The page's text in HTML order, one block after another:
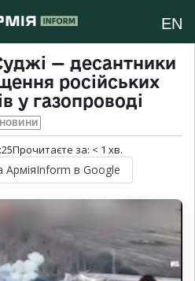
EN
— десантники
російських
у газопроводі
НОВИНИ
Прочитаєте за: < 1 хв.
АрміяInform в Google